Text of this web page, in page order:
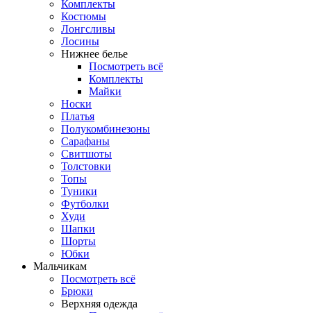
Комплекты
Костюмы
Лонгсливы
Лосины
Нижнее белье
Посмотреть всё
Комплекты
Майки
Носки
Платья
Полукомбинезоны
Сарафаны
Свитшоты
Толстовки
Топы
Туники
Футболки
Худи
Шапки
Шорты
Юбки
Мальчикам
Посмотреть всё
Брюки
Верхняя одежда